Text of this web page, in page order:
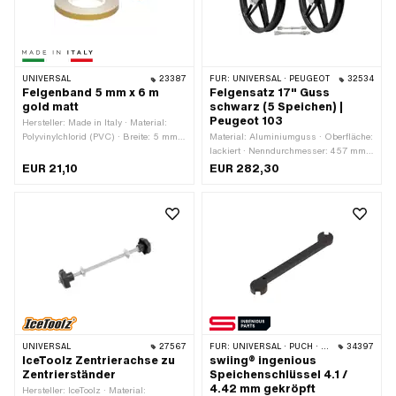
UNIVERSAL 23387
Felgenband 5 mm x 6 m
gold matt
Hersteller: Made in Italy · Material:
Polyvinylchlorid (PVC) · Breite: 5 mm ·
· Oberfläche: matt · Beschaffenheit
EUR 21,10
FÜR: UNIVERSAL · PEUGEOT 32534
Felgensatz 17" Guss
schwarz (5 Speichen) |
Peugeot 103
Material: Aluminiumguss · Oberfläche:
lackiert · Nenndurchmesser: 457 mm ·
Farbe: schwarz · Felgenbetttiefe: 11.5
EUR 282,30
UNIVERSAL 27567
IceToolz Zentrierachse zu
Zentrierständer
Hersteller: IceToolz · Material:
FÜR: UNIVERSAL · PUCH · SACHS · PIAGGIO · ZÜNDAPP BELMONDO · SOLEX · TOMOS · ALPA CHOPPER / TURBO · CILO · DKW · FANTIC 34397
swiing® ingenious
Speichenschlüssel 4.1 /
4.42 mm gekröpft